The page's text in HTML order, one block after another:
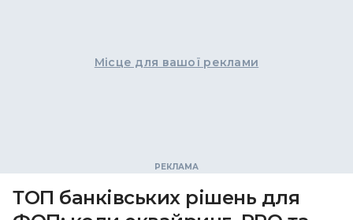
Місце для вашої реклами
ТОП банківських рішень для